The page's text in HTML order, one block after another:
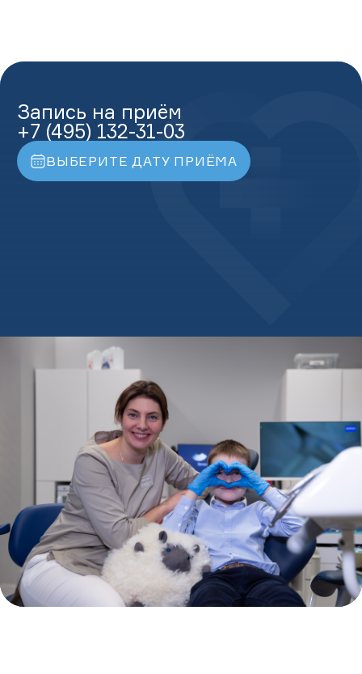
Запись на приём
+7 (495) 132-31-03
ВЫБЕРИТЕ ДАТУ ПРИЁМА